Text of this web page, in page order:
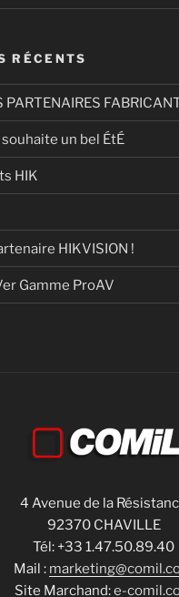
RÉCENTS
PARTENAIRES
un bel ÉtÉ
HIK
HIKVISION !
Gamme ProAV
4 Avenue de la
92370 CHAVILLE
Tél: +33 1.47.50.89.40
Mail :
Site Marchand:e-